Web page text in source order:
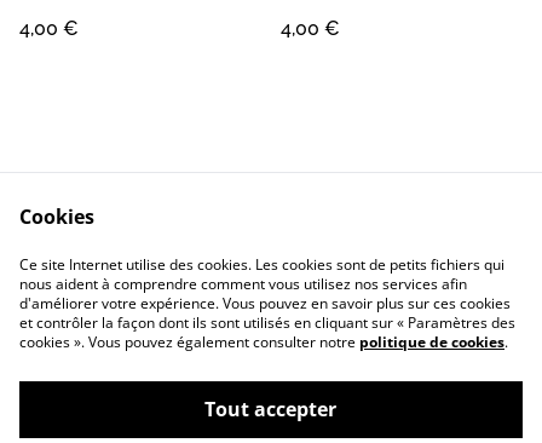
4,00 €
4,00 €
Contact
Conditions Générales
Confidentialité
Cookie
Cookies
Ce site Internet utilise des cookies. Les cookies sont de petits fichiers qui
nous aident à comprendre comment vous utilisez nos services afin
d'améliorer votre expérience. Vous pouvez en savoir plus sur ces cookies
et contrôler la façon dont ils sont utilisés en cliquant sur « Paramètres des
cookies ». Vous pouvez également consulter notre politique de cookies.
Tout accepter